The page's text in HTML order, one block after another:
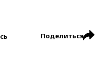
Поделиться